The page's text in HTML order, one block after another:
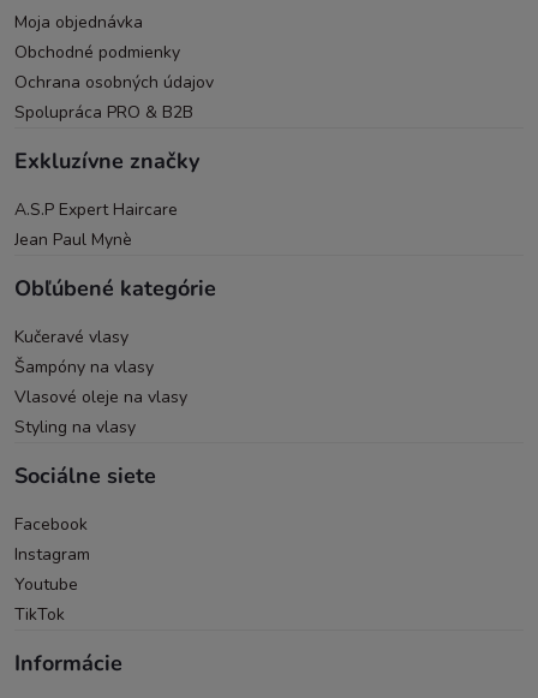
Moja objednávka
Obchodné podmienky
Ochrana osobných údajov
Spolupráca PRO & B2B
Exkluzívne značky
A.S.P Expert Haircare
Jean Paul Mynè
Obľúbené kategórie
Kučeravé vlasy
Šampóny na vlasy
Vlasové oleje na vlasy
Styling na vlasy
Sociálne siete
Facebook
Instagram
Youtube
TikTok
Informácie